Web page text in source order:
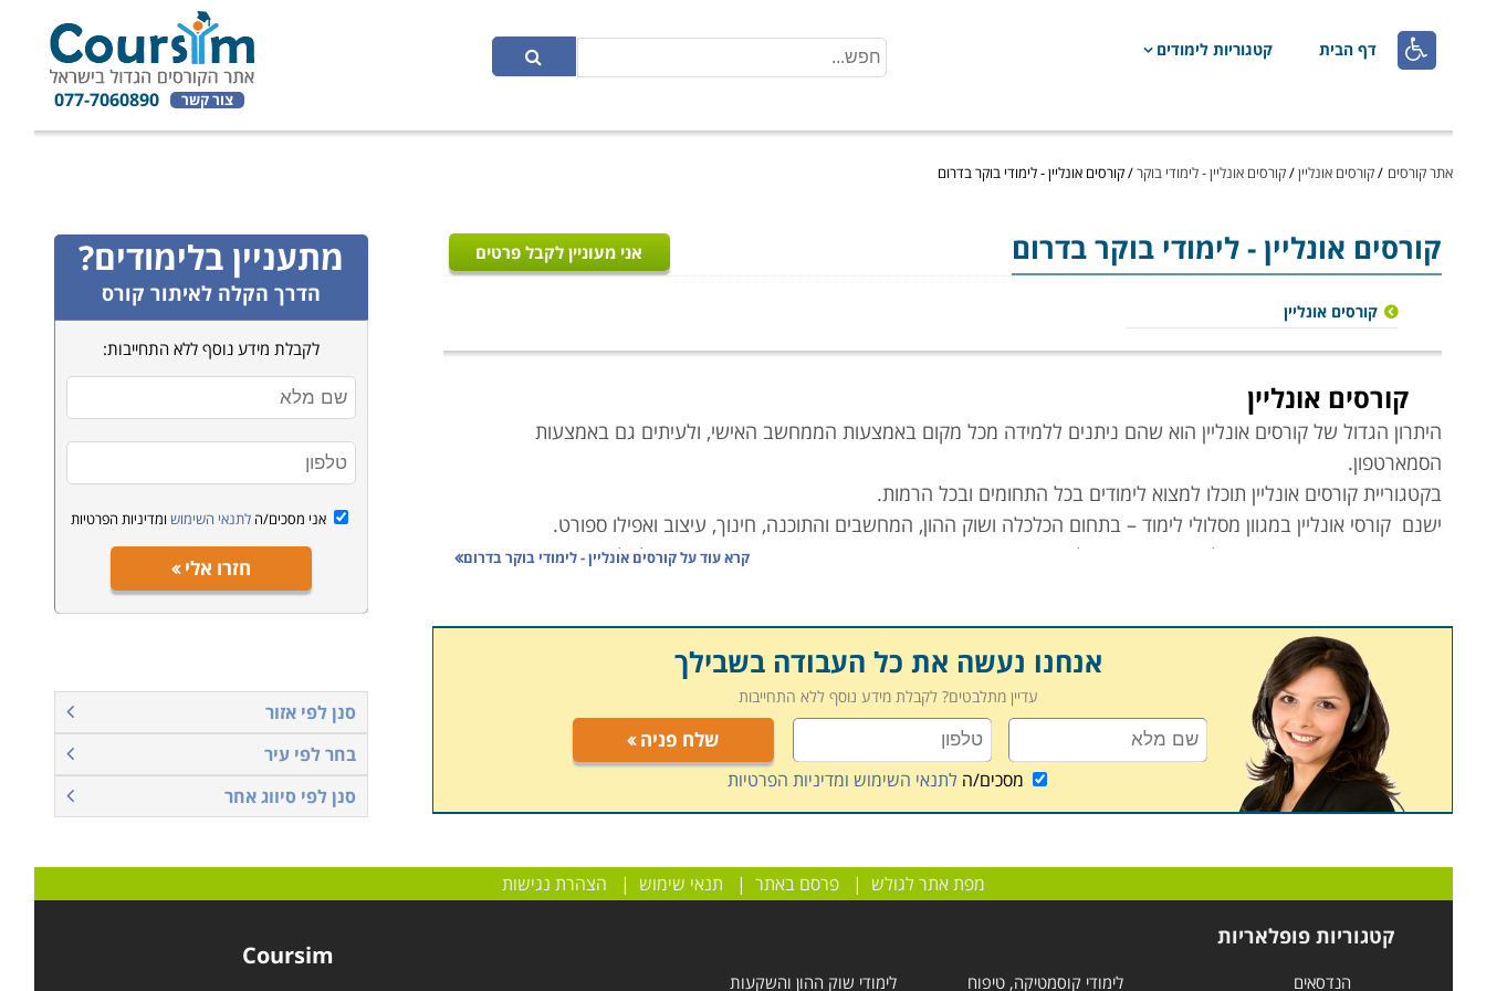
 דף הבית קטגוריות לימודים
צור קשר 077-7060890
אתר קורסים /קורסים אונליין/קורסים אונליין - לימודי בוקר/קורסים אונליין - לימודי בוקר בדרום
קורסים אונליין- לימודי בוקר בדרום אני מעוניין לקבל פרטים
קורסים אונליין
קורסים אונליין
היתרון הגדול של קורסים אונליין הוא שהם ניתנים ללמידה מכל מקום באמצעות הממחשב האישי, ולעיתים גם באמצעות
הסמארטפון.
בקטגוריית קורסים אונליין תוכלו למצוא לימודים בכל התחומים ובכל הרמות.
ישנם קורסי אונליין במגוון מסלולי לימוד – בתחום הכלכלה ושוק ההון, המחשבים והתוכנה, חינוך, עיצוב ואפילו ספורט.
קורסים רבים מועברים פרונטלית באמצעות מצלמת המחשב ומאפשרים שיחה אינטרקטיבית בין המרצה לתלמידים.
קראו בקטגוריית קורסים אונליין את פירוט הקורסים, בחרו את הקורס המתאים, מלאו את הפרטים ונציג הקורס יצור אתכם קשר
קרא עוד עלקורסים אונליין - לימודי בוקר בדרום
אנחנו נעשה את כל העבודה בשבילך
עדיין מתלבטים? לקבלת מידע נוסף ללא התחייבות
שלח פניה
מסכים/הלתנאי השימוש ומדיניות הפרטיות
מתעניין בלימודים?
הדרך הקלה לאיתור קורס
לקבלת מידע נוסף ללא התחייבות:
אני מסכים/הלתנאי השימוש ומדיניות הפרטיות
חזרו אלי
סנן לפי אזור
בחר לפי עיר
סנן לפי סיווג אחר
מפת אתר לגולש |פרסם באתר | תנאי שימוש | הצהרת נגישות
קטגוריות פופלאריות
הנדסאים לימודי קוסמטיקה, טיפוח לימודי שוק ההון והשקעות
Coursim